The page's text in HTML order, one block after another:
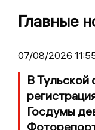
Главные
07/08/2026
В Тульской
Госдумы